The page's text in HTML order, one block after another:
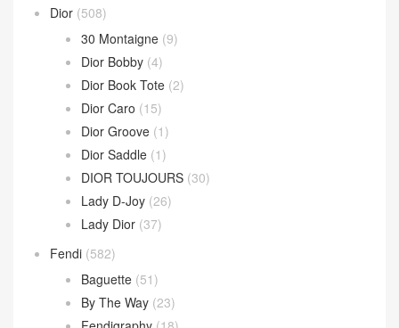
Dior (508)
30 Montaigne (9)
Dior Bobby (4)
Dior Book Tote (2)
Dior Caro (15)
Dior Groove (1)
Dior Saddle (1)
DIOR TOUJOURS (30)
Lady D-Joy (26)
Lady Dior (37)
Fendi (582)
Baguette (51)
By The Way (23)